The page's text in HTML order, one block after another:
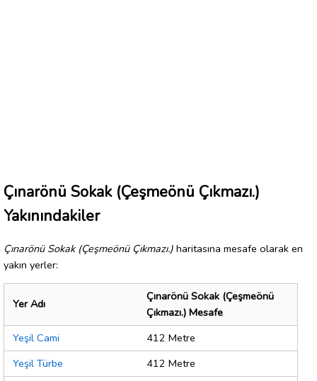
Çınarönü Sokak (Çeşmeönü Çıkmazı.)
Yakınındakiler
Çınarönü Sokak (Çeşmeönü Çıkmazı.) haritasına mesafe olarak en
yakın yerler:
Yer Adı
Çınarönü Sokak (Çeşmeönü
Çıkmazı.) Mesafe
Yeşil Cami
412 Metre
Yeşil Türbe
412 Metre